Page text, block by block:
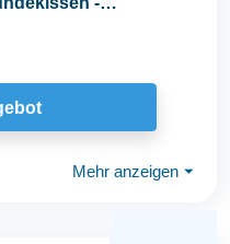
Mehr anzeigen ⏷